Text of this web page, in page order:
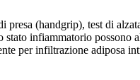
(handgrip), test di
infiammatorio possono
per infiltrazione